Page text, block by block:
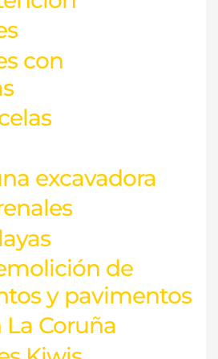
con
excavadora
de
y pavimentos
La Coruña